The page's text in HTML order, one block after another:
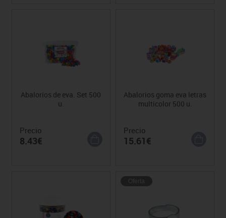
Abalorios de eva. Set 500
u.
Precio
8.43€
Abalorios goma eva letras
multicolor 500 u.
Precio
15.61€
Oferta